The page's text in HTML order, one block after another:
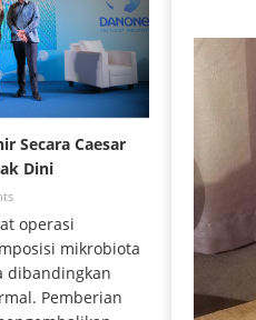
Secara Caesar
Dini
operasi
mikrobiota
dibandingkan
Pemberian